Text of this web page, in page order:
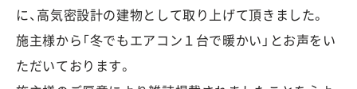
に、高気密設計の建物として取り上げて頂きました。
施主様から「冬でもエアコン１台で暖かい」とお声をい
ただいております。